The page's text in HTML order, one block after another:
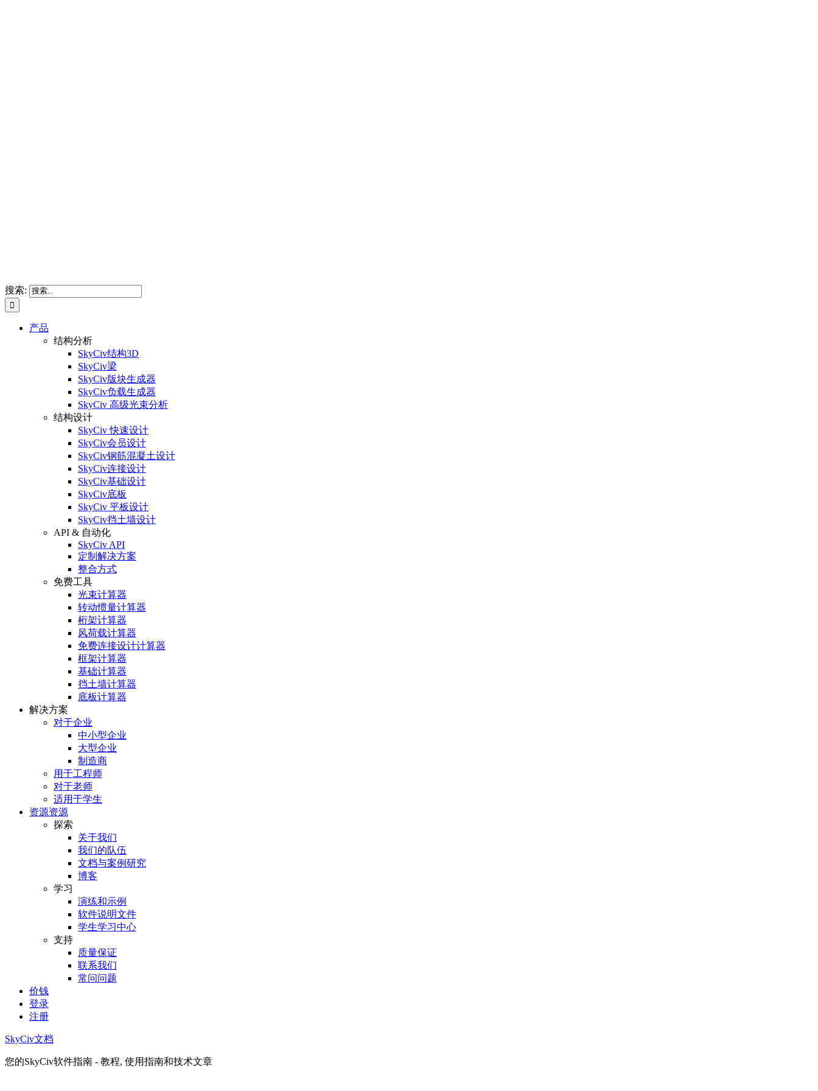
搜索:
产品
结构分析
SkyCiv结构3D
SkyCiv梁
SkyCiv版块生成器
SkyCiv负载生成器
SkyCiv 高级光束分析
结构设计
SkyCiv 快速设计
SkyCiv会员设计
SkyCiv钢筋混凝土设计
SkyCiv连接设计
SkyCiv基础设计
SkyCiv底板
SkyCiv 平板设计
SkyCiv挡土墙设计
API & 自动化
SkyCiv API
定制解决方案
整合方式
免费工具
光束计算器
转动惯量计算器
桁架计算器
风荷载计算器
免费连接设计计算器
框架计算器
基础计算器
挡土墙计算器
底板计算器
解决方案
对于企业
中小型企业
大型企业
制造商
用于工程师
对于老师
适用于学生
资源资源
探索
关于我们
我们的队伍
文档与案例研究
博客
学习
演练和示例
软件说明文件
学生学习中心
支持
质量保证
联系我们
常问问题
价钱
登录
注册
SkyCiv文档
您的SkyCiv软件指南 - 教程, 使用指南和技术文章